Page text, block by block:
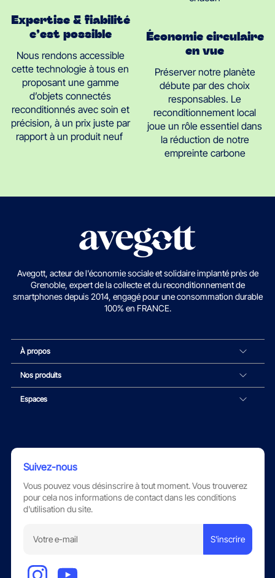
Expertise & fiabilité
c’est possible
Nous rendons accessible
cette technologie à tous en
proposant une gamme
d’objets connectés
reconditionnés avec soin et
précision, à un prix juste par
rapport à un produit neuf
Économie circulaire
en vue
Préserver notre planète
débute par des choix
responsables. Le
reconditionnement local
joue un rôle essentiel dans
la réduction de notre
empreinte carbone
Avegott, acteur de l'économie sociale et solidaire implanté près de
Grenoble, expert de la collecte et du reconditionnement de
smartphones depuis 2014, engagé pour une consommation durable
100% en FRANCE.
À propos
Nos produits
Espaces
Suivez-nous
Vous pouvez vous désinscrire à tout moment. Vous trouverez
pour cela nos informations de contact dans les conditions
d'utilisation du site.
S'inscrire